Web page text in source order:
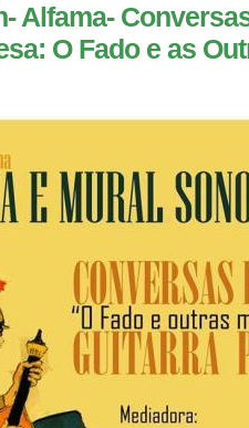
Alfama-
O Fado e as